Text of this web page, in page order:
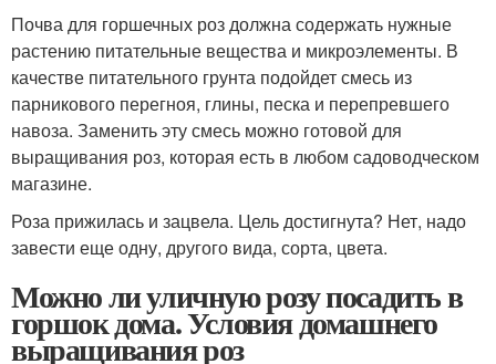
Почва для горшечных роз должна содержать нужные
растению питательные вещества и микроэлементы. В
качестве питательного грунта подойдет смесь из
парникового перегноя, глины, песка и перепревшего
навоза. Заменить эту смесь можно готовой для
выращивания роз, которая есть в любом садоводческом
магазине.
Роза прижилась и зацвела. Цель достигнута? Нет, надо
завести еще одну, другого вида, сорта, цвета.
Можно ли уличную розу посадить в
горшок дома. Условия домашнего
выращивания роз